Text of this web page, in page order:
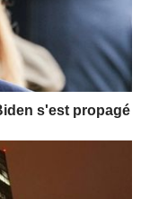
s'est propagé